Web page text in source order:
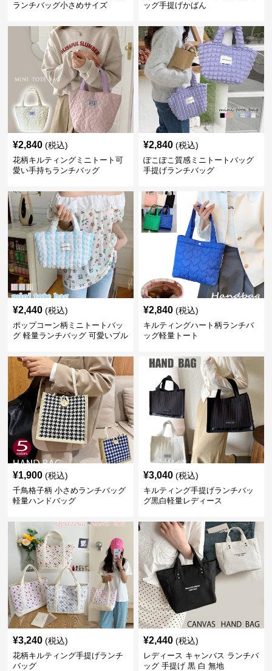
ランチバッグ小さめサイズ
ッグ手提げかばん
¥2,840 (税込)
花柄キルティングミニトート可
愛い手持ちランチバッグ
¥2,840 (税込)
ぽこぽこ質感ミニトートバッグ
手提げランチバッグ
¥2,440 (税込)
ポップコーン柄ミニトートバッ
グ 軽量ランチバッグ 可愛いブル
¥2,840 (税込)
キルティングハート柄ランチバ
ッグ軽量トート
¥1,900 (税込)
千鳥格子柄 小さめランチバッグ
軽量ハンドバッグ
¥3,040 (税込)
キルティング手提げランチバッ
グ黒白軽量レディース
¥3,240 (税込)
花柄キルティング手提げランチ
バッグ
¥2,440 (税込)
レディース キャンバス ランチバ
ッグ 手提げ 黒 白 無地